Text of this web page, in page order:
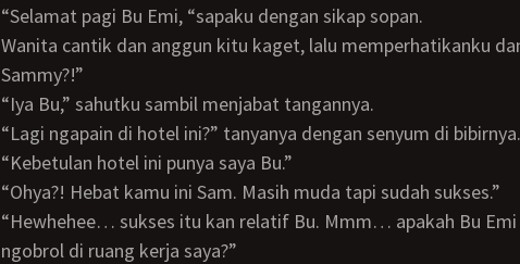
“Selamat pagi Bu Emi, “sapaku dengan sikap sopan.
Wanita cantik dan anggun kitu kaget, lalu memperhatikanku dan menyahut, “Ini
Sammy?!”
“Iya Bu,” sahutku sambil menjabat tangannya.
“Lagi ngapain di hotel ini?” tanyanya dengan senyum di bibirnya.
“Kebetulan hotel ini punya saya Bu.”
“Ohya?! Hebat kamu ini Sam. Masih muda tapi sudah sukses.”
“Hewhehee… sukses itu kan relatif Bu. Mmm… apakah Bu Emi bersedia untuk
ngobrol di ruang kerja saya?”